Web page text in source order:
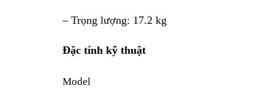
– Trọng lượng: 17.2 kg
Đặc tính kỹ thuật
Model